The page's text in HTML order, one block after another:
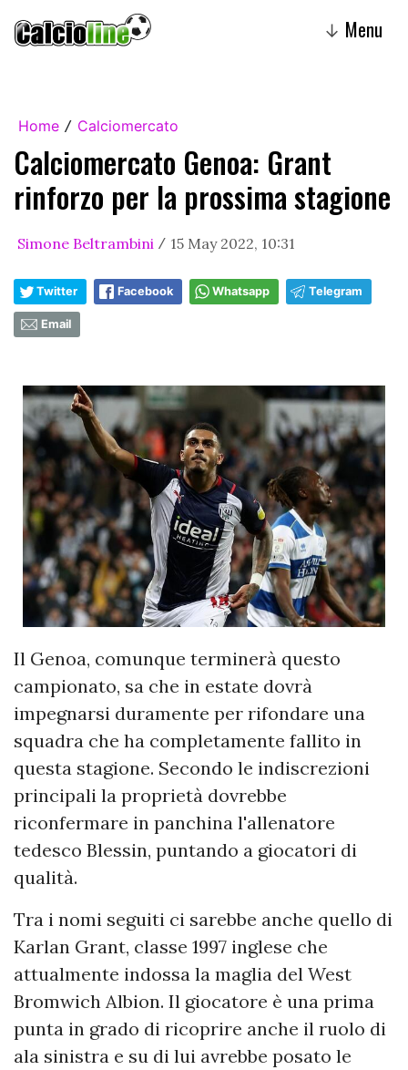
↓ Menu
Home / Calciomercato
Calciomercato Genoa: Grant
rinforzo per la prossima stagione
Simone Beltrambini / 15 May 2022, 10:31
Twitter Facebook Whatsapp Telegram
Email
Il Genoa, comunque terminerà questo
campionato, sa che in estate dovrà
impegnarsi duramente per rifondare una
squadra che ha completamente fallito in
questa stagione. Secondo le indiscrezioni
principali la proprietà dovrebbe
riconfermare in panchina l'allenatore
tedesco Blessin, puntando a giocatori di
qualità.
Tra i nomi seguiti ci sarebbe anche quello di
Karlan Grant, classe 1997 inglese che
attualmente indossa la maglia del West
Bromwich Albion. Il giocatore è una prima
punta in grado di ricoprire anche il ruolo di
ala sinistra e su di lui avrebbe posato le